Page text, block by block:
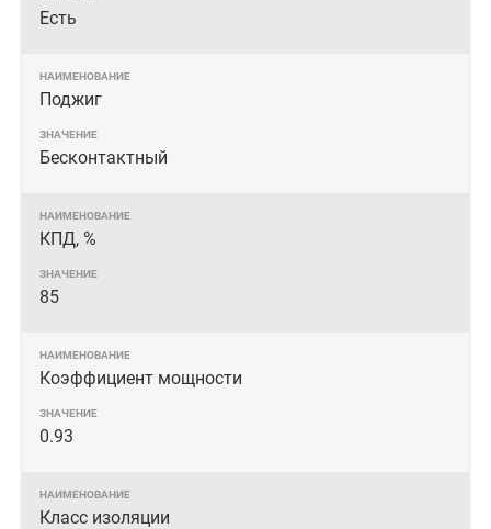
Есть
Поджиг
Бесконтактный
КПД, %
85
Коэффициент мощности
0.93
Класс изоляции